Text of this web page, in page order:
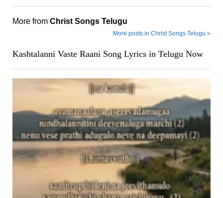
More from Christ Songs Telugu
More posts in Christ Songs Telugu »
Kashtalanni Vaste Raani Song Lyrics in Telugu Now